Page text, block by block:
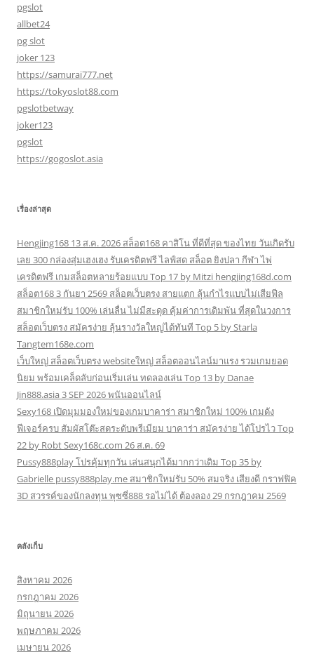
pgslot
allbet24
pg slot
joker 123
https://samurai777.net
https://tokyoslot88.com
pgslotbetway
joker123
pgslot
https://gogoslot.asia
เรื่องล่าสุด
Hengjing168 13 ส.ค. 2026 สล็อต168 คาสิโน ที่ดีที่สุด ของไทย วันเกิดรับ
เลย 300 กล่องสุ่มเฮงเฮง รับเครดิตฟรี ไลฟ์สด สล็อต ยิงปลา กีฬา ไพ่
เครดิตฟรี เกมสล็อตหลายร้อยแบบ Top 17 by Mitzi hengjing168d.com
สล็อต168 3 กันยา 2569 สล็อตเว็บตรง สายแตก ลุ้นกำไรแบบไม่เสียฟีล
สมาชิกใหม่รับ 100% เล่นลื่น ไม่มีสะดุด คุ้มค่าการเดิมพัน ที่สุดในวงการ
สล็อตเว็บตรง สมัครง่าย ลุ้นรางวัลใหญ่ได้ทันที Top 5 by Starla
Tangtem168e.com
เว็บใหญ่ สล็อตเว็บตรง websiteใหญ่ สล็อตออนไลน์มาแรง รวมเกมยอด
นิยม พร้อมเคล็ดลับก่อนเริ่มเล่น ทดลองเล่น Top 13 by Danae
Jin888.asia 3 SEP 2026 พนันออนไลน์
Sexy168 เปิดมุมมองใหม่ของเกมบาคาร่า สมาชิกใหม่ 100% เกมดัง
ฟีเจอร์ครบ สัมผัสโต๊ะสดระดับพรีเมียม บาคาร่า สมัครง่าย ได้โปรไว Top
22 by Robt Sexy168c.com 26 ส.ค. 69
Pussy888play โปรคุ้มทุกวัน เล่นสนุกได้มากกว่าเดิม Top 35 by
Gabrielle pussy888play.me สมาชิกใหม่รับ 50% สมจริง เสียงดี กราฟฟิค
3D สวรรค์ของนักลงทุน พุซซี่888 รอไม่ได้ ต้องลอง 29 กรกฎาคม 2569
คลังเก็บ
สิงหาคม 2026
กรกฎาคม 2026
มิถุนายน 2026
พฤษภาคม 2026
เมษายน 2026